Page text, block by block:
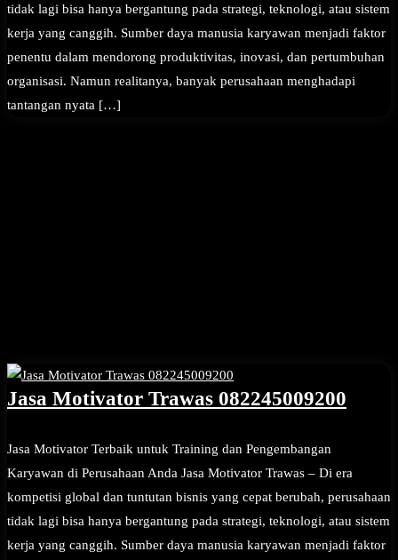
tidak lagi bisa hanya bergantung pada strategi, teknologi, atau sistem
kerja yang canggih. Sumber daya manusia karyawan menjadi faktor
penentu dalam mendorong produktivitas, inovasi, dan pertumbuhan
organisasi. Namun realitanya, banyak perusahaan menghadapi
tantangan nyata […]
Jasa Motivator Trawas 082245009200
Jasa Motivator Terbaik untuk Training dan Pengembangan
Karyawan di Perusahaan Anda Jasa Motivator Trawas – Di era
kompetisi global dan tuntutan bisnis yang cepat berubah, perusahaan
tidak lagi bisa hanya bergantung pada strategi, teknologi, atau sistem
kerja yang canggih. Sumber daya manusia karyawan menjadi faktor